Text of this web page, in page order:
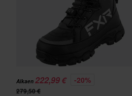
Alkaen 222,99 € -20%
279,50 €